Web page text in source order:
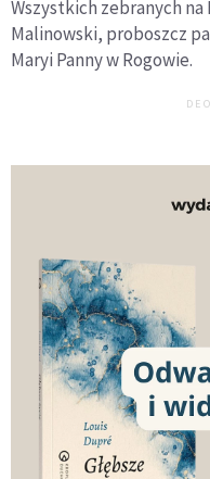
Wszystkich zebranych na
Malinowski, proboszcz
Maryi Panny w Rogowie.